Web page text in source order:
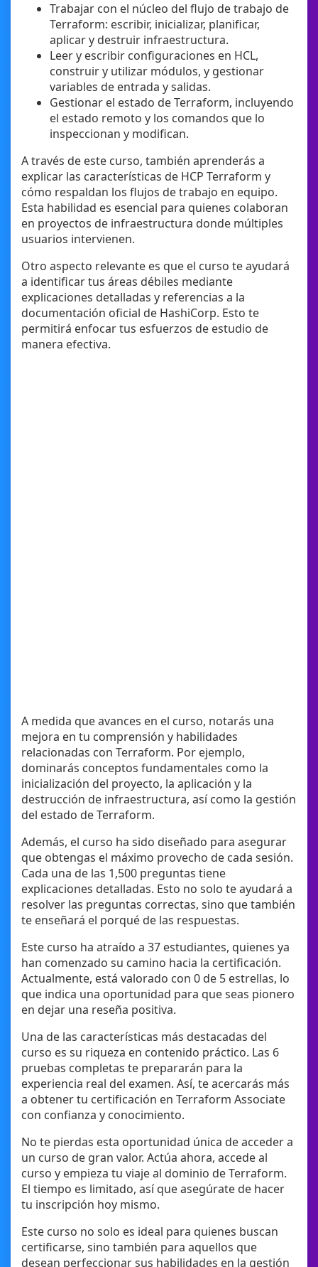
Trabajar con el núcleo del flujo de trabajo de
Terraform: escribir, inicializar, planificar,
aplicar y destruir infraestructura.
Leer y escribir configuraciones en HCL,
construir y utilizar módulos, y gestionar
variables de entrada y salidas.
Gestionar el estado de Terraform, incluyendo
el estado remoto y los comandos que lo
inspeccionan y modifican.
A través de este curso, también aprenderás a
explicar las características de HCP Terraform y
cómo respaldan los flujos de trabajo en equipo.
Esta habilidad es esencial para quienes colaboran
en proyectos de infraestructura donde múltiples
usuarios intervienen.
Otro aspecto relevante es que el curso te ayudará
a identificar tus áreas débiles mediante
explicaciones detalladas y referencias a la
documentación oficial de HashiCorp. Esto te
permitirá enfocar tus esfuerzos de estudio de
manera efectiva.
A medida que avances en el curso, notarás una
mejora en tu comprensión y habilidades
relacionadas con Terraform. Por ejemplo,
dominarás conceptos fundamentales como la
inicialización del proyecto, la aplicación y la
destrucción de infraestructura, así como la gestión
del estado de Terraform.
Además, el curso ha sido diseñado para asegurar
que obtengas el máximo provecho de cada sesión.
Cada una de las 1,500 preguntas tiene
explicaciones detalladas. Esto no solo te ayudará a
resolver las preguntas correctas, sino que también
te enseñará el porqué de las respuestas.
Este curso ha atraído a 37 estudiantes, quienes ya
han comenzado su camino hacia la certificación.
Actualmente, está valorado con 0 de 5 estrellas, lo
que indica una oportunidad para que seas pionero
en dejar una reseña positiva.
Una de las características más destacadas del
curso es su riqueza en contenido práctico. Las 6
pruebas completas te prepararán para la
experiencia real del examen. Así, te acercarás más
a obtener tu certificación en Terraform Associate
con confianza y conocimiento.
No te pierdas esta oportunidad única de acceder a
un curso de gran valor. Actúa ahora, accede al
curso y empieza tu viaje al dominio de Terraform.
El tiempo es limitado, así que asegúrate de hacer
tu inscripción hoy mismo.
Este curso no solo es ideal para quienes buscan
certificarse, sino también para aquellos que
desean perfeccionar sus habilidades en la gestión